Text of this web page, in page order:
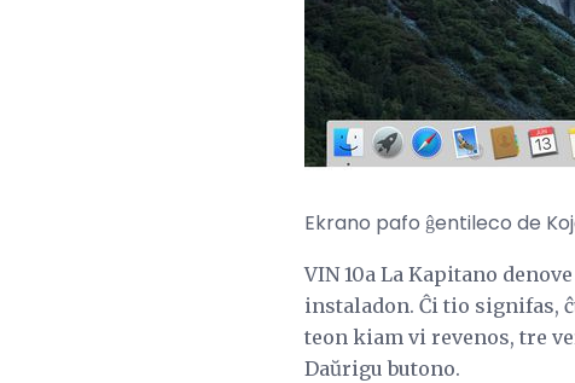
Ekrano pafo ĝentileco de
VIN 10a La Kapitano
instaladon. Ĉi tio signifas,
teon kiam vi revenos, tre
Daŭrigu butono.